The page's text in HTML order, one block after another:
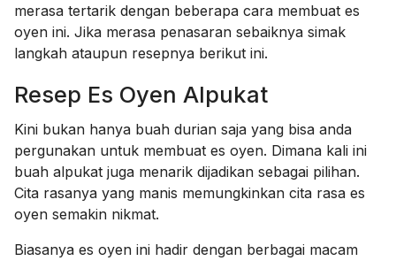
merasa tertarik dengan beberapa cara membuat es
oyen ini. Jika merasa penasaran sebaiknya simak
langkah ataupun resepnya berikut ini.
Resep Es Oyen Alpukat
Kini bukan hanya buah durian saja yang bisa anda
pergunakan untuk membuat es oyen. Dimana kali ini
buah alpukat juga menarik dijadikan sebagai pilihan.
Cita rasanya yang manis memungkinkan cita rasa es
oyen semakin nikmat.
Biasanya es oyen ini hadir dengan berbagai macam